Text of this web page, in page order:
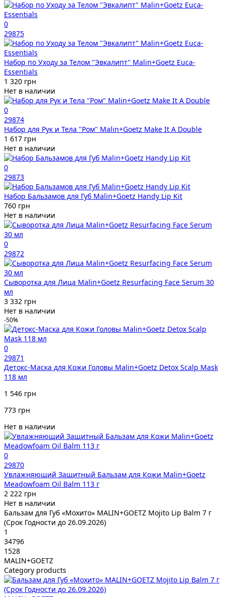
0
29875
Набор по Уходу за Телом "Эвкалипт" Malin+Goetz Euca-
Essentials
1 320 грн
Нет в наличии
0
29874
Набор для Рук и Тела "Ром" Malin+Goetz Make It A Double
1 617 грн
Нет в наличии
0
29873
Набор Бальзамов для Губ Malin+Goetz Handy Lip Kit
760 грн
Нет в наличии
0
29872
Сыворотка для Лица Malin+Goetz Resurfacing Face Serum 30
мл
3 332 грн
Нет в наличии
-50%
0
29871
Детокс-Маска для Кожи Головы Malin+Goetz Detox Scalp Mask
118 мл
1 546 грн
773 грн
Нет в наличии
0
29870
Увлажняющий Защитный Бальзам для Кожи Malin+Goetz
Meadowfoam Oil Balm 113 г
2 222 грн
Нет в наличии
Бальзам для Губ «Мохито» MALIN+GOETZ Mojito Lip Balm 7 г
(Срок Годности до 26.09.2026)
1
34796
1528
MALIN+GOETZ
Category products